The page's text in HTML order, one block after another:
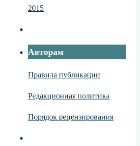
2015
Авторам
Правила публикации
Редакционная политика
Порядок рецензирования